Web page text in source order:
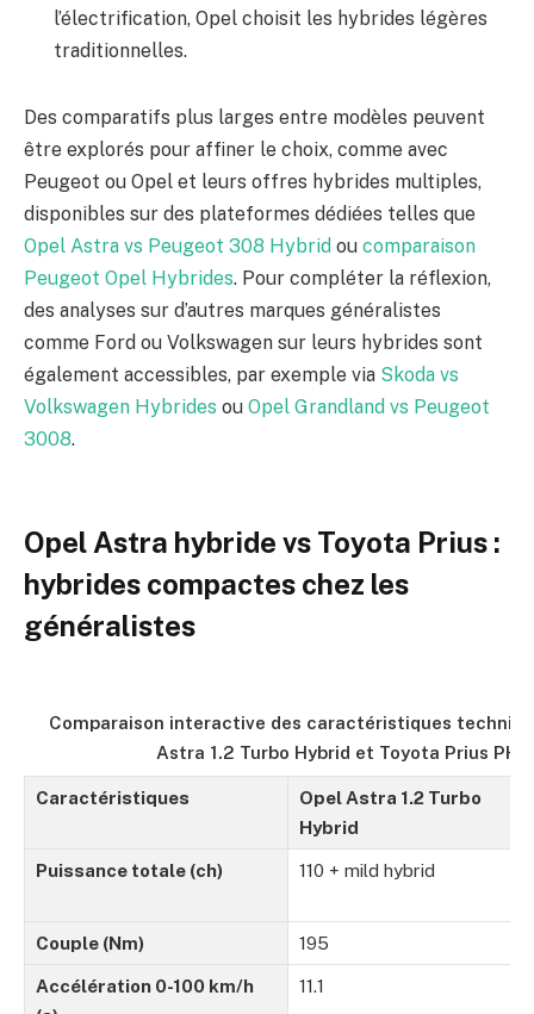
l’électrification, Opel choisit les hybrides légères
traditionnelles.
Des comparatifs plus larges entre modèles peuvent
être explorés pour affiner le choix, comme avec
Peugeot ou Opel et leurs offres hybrides multiples,
disponibles sur des plateformes dédiées telles que
Opel Astra vs Peugeot 308 Hybrid ou comparaison
Peugeot Opel Hybrides. Pour compléter la réflexion,
des analyses sur d’autres marques généralistes
comme Ford ou Volkswagen sur leurs hybrides sont
également accessibles, par exemple via Skoda vs
Volkswagen Hybrides ou Opel Grandland vs Peugeot
3008.
Opel Astra hybride vs Toyota Prius :
hybrides compactes chez les
généralistes
Comparaison interactive des caractéristiques
Astra 1.2 Turbo Hybrid et Toyota Prius
Caractéristiques
Opel Astra 1.2 Turbo
Hybrid
Puissance totale (ch) 110 + mild hybrid
Couple (Nm) 195
Accélération 0-100 km/h
11.1